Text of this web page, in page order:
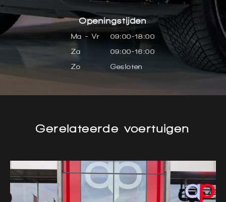
Openingstijden
Ma - Vr
09:00-18:00
Za
09:00-16:00
Zo
Gesloten
Gerelateerde voertuigen